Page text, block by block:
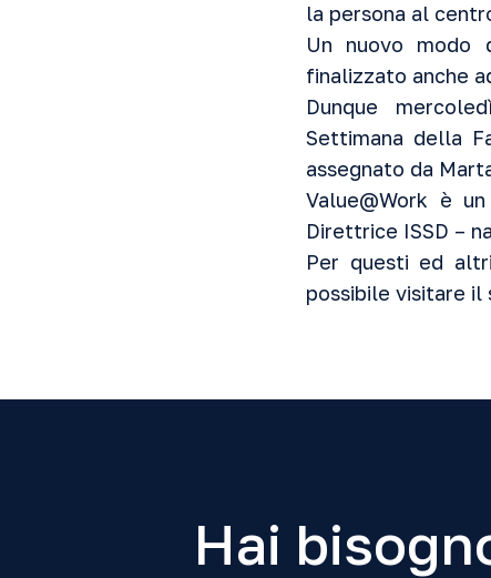
la persona al
Un nuovo modo
finalizzato anche
Dunque
Settimana della
assegnato da
Value@Work è
Direttrice ISSD –
Per questi ed
possibile visitare il
Hai